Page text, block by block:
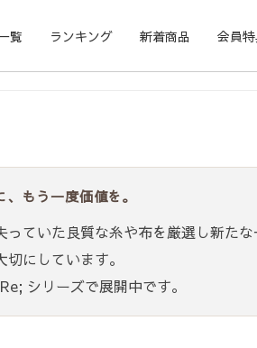
覧 ランキング 新着商品 会員
もう一度価値を。
っていた良質な糸や布を厳選し新た
にしています。
Re; シリーズで展開中です。